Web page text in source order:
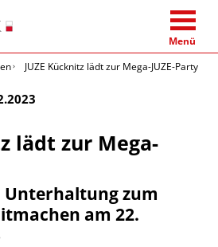
Menü
JUZE Kücknitz lädt zur Mega-JUZE-Party
lädt zur Mega-
Unterhaltung zum
am 22.